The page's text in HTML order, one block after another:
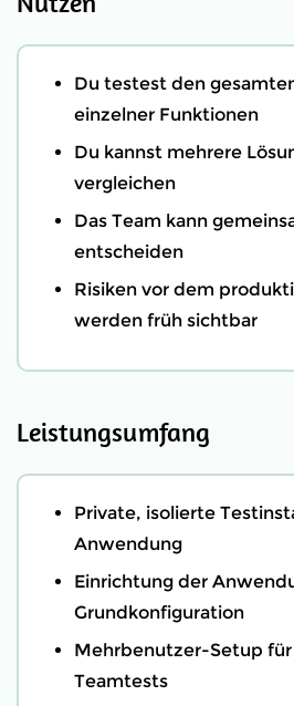
Du testest den
einzelner Funktionen
Du kannst mehrere
vergleichen
Das Team kann
entscheiden
Risiken vor dem
werden früh sichtbar
Leistungsumfang
Private, isolierte
Anwendung
Einrichtung der
Grundkonfiguration
Mehrbenutzer-Setup für
Teamtests